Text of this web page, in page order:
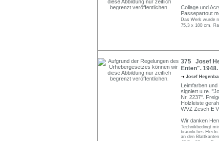
Collage und
Passepartout
Das Werk wurde
75,3 x 100 cm,
375 Josef
Enten". 1948.
Josef
Leimfarben
signiert u.re.
Nr. 2237".
Holzleiste
WVZ Zesch E
Wir danken
Technikbedingt
bräunliches
an den